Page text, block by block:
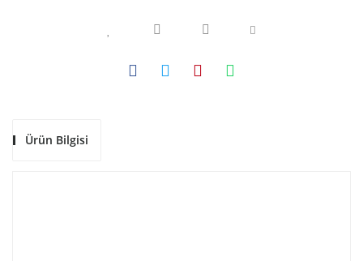
Ürün Bilgisi